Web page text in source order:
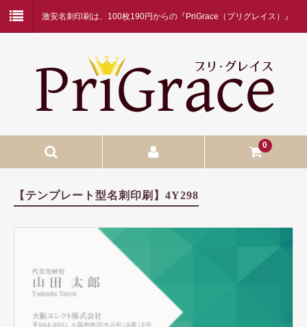
激安名刺印刷は、100枚190円からの『PriGrace（プリグレイス）』
0
入稿名刺印刷
蛍光白印刷
名刺ケース
テンプレート名刺
【テンプレート型名刺印刷】4Y298